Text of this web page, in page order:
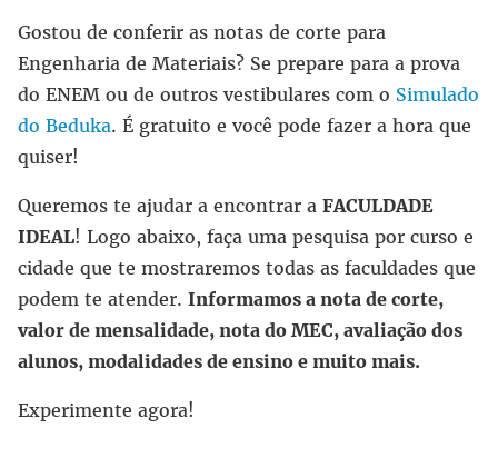
Gostou de conferir as notas de corte para
Engenharia de Materiais? Se prepare para a prova
do ENEM ou de outros vestibulares com o Simulado
do Beduka. É gratuito e você pode fazer a hora que
quiser!
Queremos te ajudar a encontrar a FACULDADE
IDEAL! Logo abaixo, faça uma pesquisa por curso e
cidade que te mostraremos todas as faculdades que
podem te atender. Informamos a nota de corte,
valor de mensalidade, nota do MEC, avaliação dos
alunos, modalidades de ensino e muito mais.
Experimente agora!